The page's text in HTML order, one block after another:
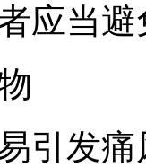
应当
引发